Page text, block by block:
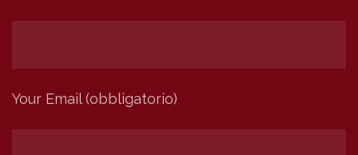
Your Email (obbligatorio)